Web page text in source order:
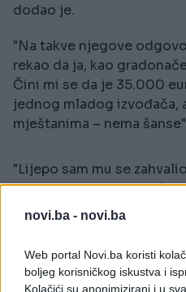
novi.ba - novi.ba
Web portal Novi.ba koristi
boljeg korisničkog iskustva i
Kolačići su anonimizirani i u
dodao je.
"Na takve njegove
rekao da ja, kao
Čini mi se da je 35.000
jednog mladog izvođača,
mještanima – nema
"Lijepo sam mu se
karijeru. Nadam se da će
poštovati okolinu u kojoj
nije to doživio", zaključio
Nakon što su njegove